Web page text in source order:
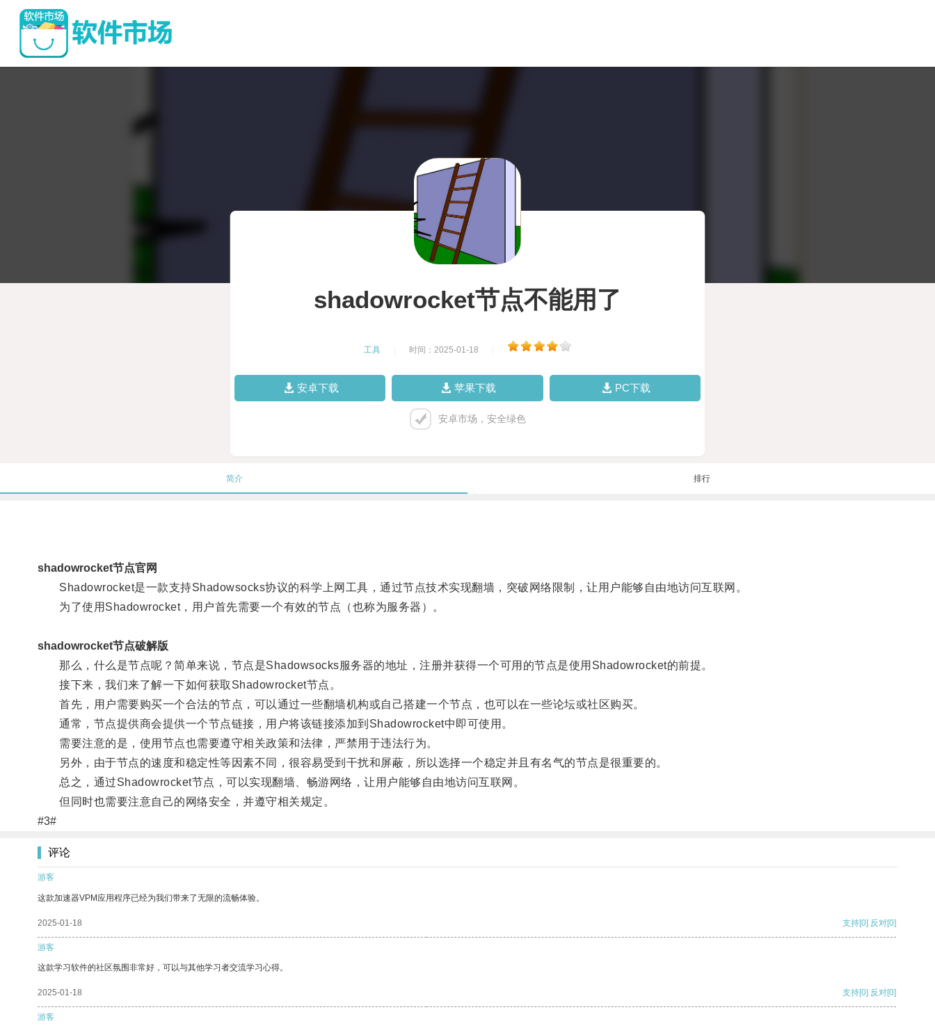
shadowrocket节点不能用了
工具 时间：2025-01-18
安卓下载 苹果下载 PC下载
安卓市场，安全绿色
简介 排行
shadowrocket节点官网
Shadowrocket是一款支持Shadowsocks协议的科学上网工具，通过节点技术实现翻墙，突破网络限制，让用户能够自由地访问互联网。
为了使用Shadowrocket，用户首先需要一个有效的节点（也称为服务器）。
shadowrocket节点破解版
那么，什么是节点呢？简单来说，节点是Shadowsocks服务器的地址，注册并获得一个可用的节点是使用Shadowrocket的前提。
接下来，我们来了解一下如何获取Shadowrocket节点。
首先，用户需要购买一个合法的节点，可以通过一些翻墙机构或自己搭建一个节点，也可以在一些论坛或社区购买。
通常，节点提供商会提供一个节点链接，用户将该链接添加到Shadowrocket中即可使用。
需要注意的是，使用节点也需要遵守相关政策和法律，严禁用于违法行为。
另外，由于节点的速度和稳定性等因素不同，很容易受到干扰和屏蔽，所以选择一个稳定并且有名气的节点是很重要的。
总之，通过Shadowrocket节点，可以实现翻墙、畅游网络，让用户能够自由地访问互联网。
但同时也需要注意自己的网络安全，并遵守相关规定。
#3#
评论
游客
这款加速器VPM应用程序已经为我们带来了无限的流畅体验。
2025-01-18 支持[0] 反对[0]
游客
这款学习软件的社区氛围非常好，可以与其他学习者交流学习心得。
2025-01-18 支持[0] 反对[0]
游客